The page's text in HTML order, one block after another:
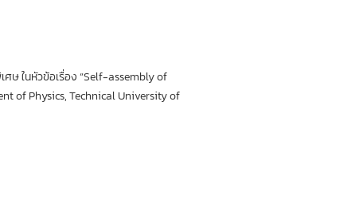
ษ ในหัวข้อเรื่อง “Self-assembly of
of Physics, Technical University of